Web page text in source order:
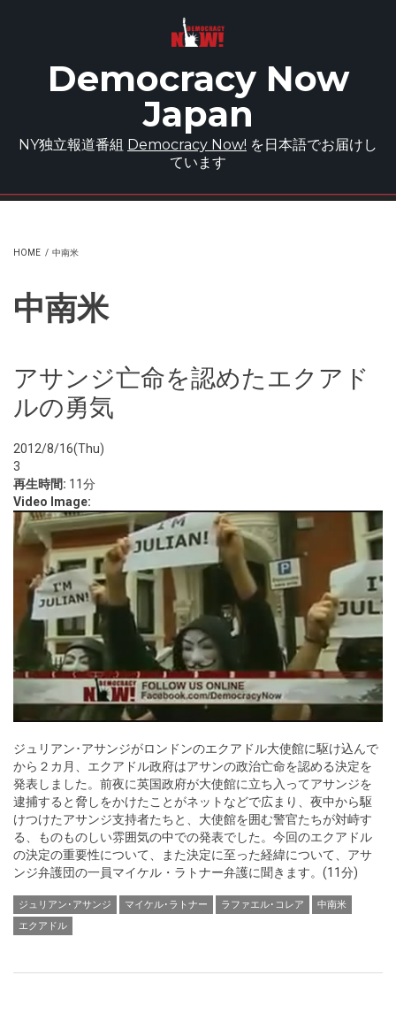
Democracy Now
Japan
NY独立報道番組 Democracy Now! を日本語でお届けし
ています
HOME / 中南米
中南米
アサンジ亡命を認めたエクアド
ルの勇気
2012/8/16(Thu)
3
再生時間: 11分
Video Image:
ジュリアン･アサンジがロンドンのエクアドル大使館に駆け込んで
から２カ月、エクアドル政府はアサンの政治亡命を認める決定を
発表しました。前夜に英国政府が大使館に立ち入ってアサンジを
逮捕すると脅しをかけたことがネットなどで広まり、夜中から駆
けつけたアサンジ支持者たちと、大使館を囲む警官たちが対峙す
る、ものものしい雰囲気の中での発表でした。今回のエクアドル
の決定の重要性について、また決定に至った経緯について、アサ
ンジ弁護団の一員マイケル・ラトナー弁護に聞きます。(11分)
ジュリアン･アサンジ マイケル･ラトナー ラファエル･コレア
中南米
エクアドル